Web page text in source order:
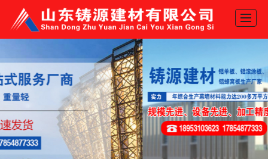
产品展示
关于我们
新闻动态
工程案例